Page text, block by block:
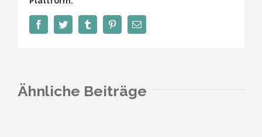
FacebookTwitter Tumblr PinterestE-
Mail
Ähnliche Beiträge